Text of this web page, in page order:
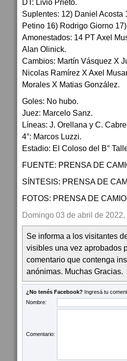
DT: Livio Prieto.
Suplentes: 12) Daniel
Petino 16) Rodrigo Giorno
Amonestados: 14 PT Axel
Alan Olinick.
Cambios: Martín Vásquez X
Nicolas Ramírez X Axel
Morales X Matias González.
Goles: No hubo.
Juez: Marcelo Sanz.
Líneas: J. Orellana y C.
4°: Marcos Luzzi.
Estadio: El Coloso del B°
FUENTE: PRENSA DE
SÍNTESIS: PRENSA DE
FOTOS: PRENSA DE
Domingo 03 de abril de 2022,
Se informa a los visitantes
visibles una vez aprobados
comentario que contenga
anónimas. Muchas Gracias.
¿No tenés Facebook? Ingresá tu
Nombre:
Comentario: